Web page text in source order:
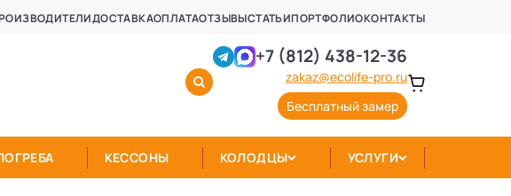
ДОСТАВКАОПЛАТАОТЗЫВЫСТАТЬИПОРТФОЛИОКОНТАКТЫ
+7 (812) 438-12-36
zakaz@ecolife-pro.ru
Бесплатный замер
КЕССОНЫ КОЛОДЦЫ УСЛУГИ